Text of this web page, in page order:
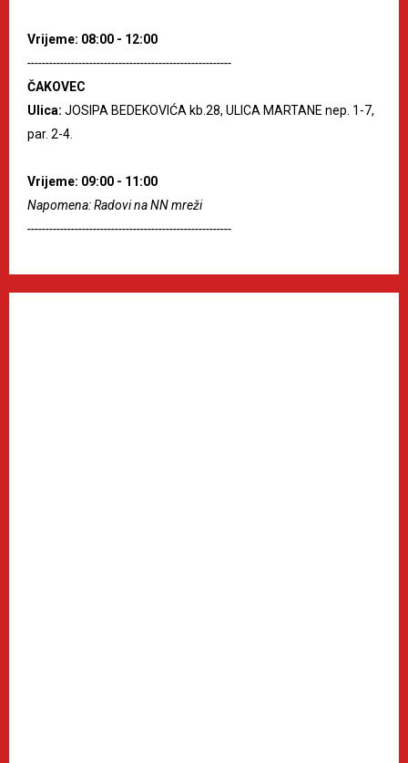
Vrijeme: 08:00 - 12:00
--------------------------------------------------------
ČAKOVEC
Ulica: JOSIPA BEDEKOVIĆA kb.28, ULICA MARTANE nep. 1-7,
par. 2-4.
Vrijeme: 09:00 - 11:00
Napomena: Radovi na NN mreži
--------------------------------------------------------